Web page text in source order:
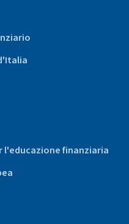
finanziaria